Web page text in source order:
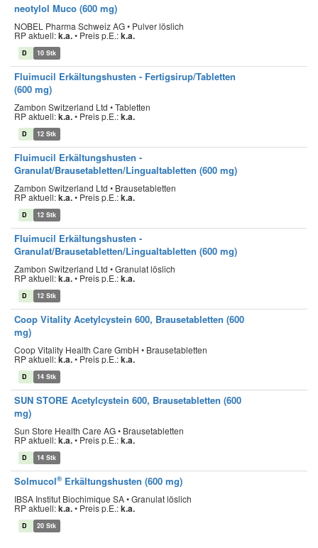
neotylol Muco (600 mg)
NOBEL Pharma Schweiz AG • Pulver löslich
RP aktuell:k.a.• Preis p.E.:k.a.
D 10 Stk
Fluimucil Erkältungshusten - Fertigsirup/Tabletten
(600 mg)
Zambon Switzerland Ltd • Tabletten
RP aktuell:k.a.• Preis p.E.:k.a.
D 12 Stk
Fluimucil Erkältungshusten -
Granulat/Brausetabletten/Lingualtabletten (600 mg)
Zambon Switzerland Ltd • Brausetabletten
RP aktuell:k.a.• Preis p.E.:k.a.
D 12 Stk
Fluimucil Erkältungshusten -
Granulat/Brausetabletten/Lingualtabletten (600 mg)
Zambon Switzerland Ltd • Granulat löslich
RP aktuell:k.a.• Preis p.E.:k.a.
D 12 Stk
Coop Vitality Acetylcystein 600, Brausetabletten (600
mg)
Coop Vitality Health Care GmbH • Brausetabletten
RP aktuell:k.a.• Preis p.E.:k.a.
D 14 Stk
SUN STORE Acetylcystein 600, Brausetabletten (600
mg)
Sun Store Health Care AG • Brausetabletten
RP aktuell:k.a.• Preis p.E.:k.a.
D 14 Stk
Solmucol® Erkältungshusten (600 mg)
IBSA Institut Biochimique SA • Granulat löslich
RP aktuell:k.a.• Preis p.E.:k.a.
D 20 Stk